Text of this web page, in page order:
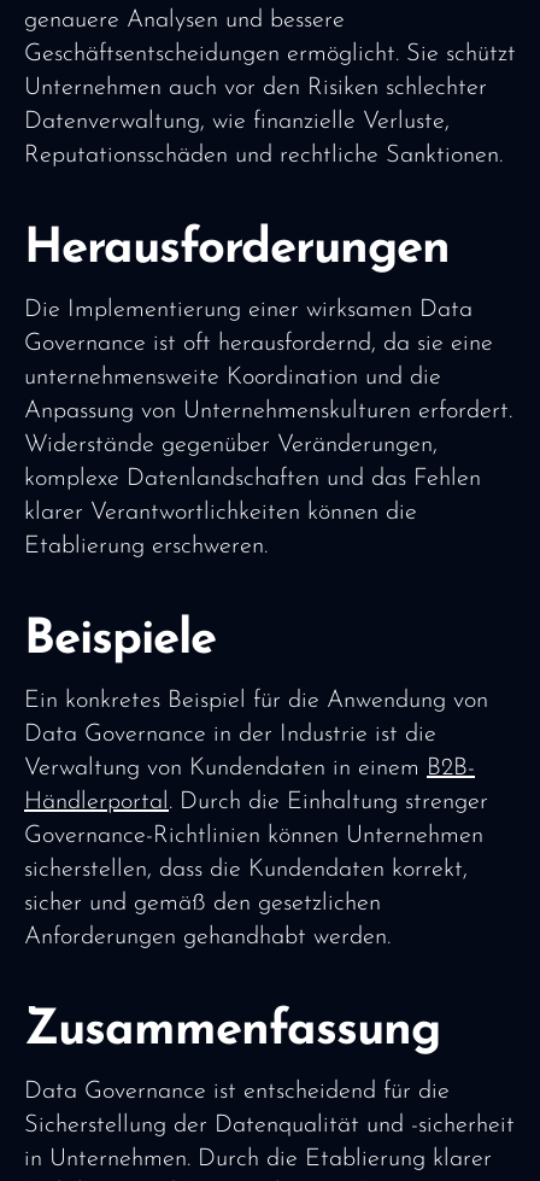
genauere Analysen und bessere
Geschäftsentscheidungen ermöglicht. Sie schützt
Unternehmen auch vor den Risiken schlechter
Datenverwaltung, wie finanzielle Verluste,
Reputationsschäden und rechtliche Sanktionen.
Herausforderungen
Die Implementierung einer wirksamen Data
Governance ist oft herausfordernd, da sie eine
unternehmensweite Koordination und die
Anpassung von Unternehmenskulturen erfordert.
Widerstände gegenüber Veränderungen,
komplexe Datenlandschaften und das Fehlen
klarer Verantwortlichkeiten können die
Etablierung erschweren.
Beispiele
Ein konkretes Beispiel für die Anwendung von
Data Governance in der Industrie ist die
Verwaltung von Kundendaten in einem B2B-
Händlerportal. Durch die Einhaltung strenger
Governance-Richtlinien können Unternehmen
sicherstellen, dass die Kundendaten korrekt,
sicher und gemäß den gesetzlichen
Anforderungen gehandhabt werden.
Zusammenfassung
Data Governance ist entscheidend für die
Sicherstellung der Datenqualität und -sicherheit
in Unternehmen. Durch die Etablierung klarer